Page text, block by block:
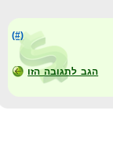
(#)
הגב לתגובה הזו